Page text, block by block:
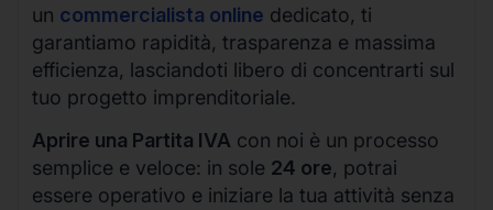
un commercialista online dedicato, ti
garantiamo rapidità, trasparenza e massima
efficienza, lasciandoti libero di concentrarti sul
tuo progetto imprenditoriale.
Aprire una Partita IVA con noi è un processo
semplice e veloce: in sole 24 ore, potrai
essere operativo e iniziare la tua attività senza